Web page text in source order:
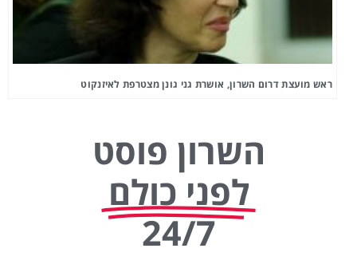
ראש מועצת דרום השרון, אושרת גני גונן מצטרפת לאיזנקוט
השרון פוסט
לפני כולם
24/7